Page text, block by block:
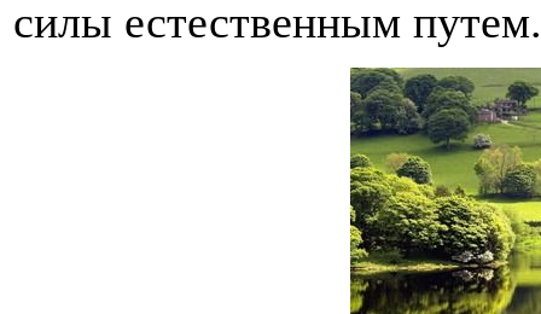
силы естественным путем.